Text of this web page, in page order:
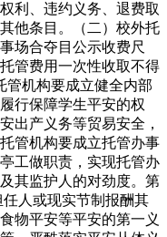
利、违约义务、退费取
他条目。（二）校外托
场合夺目公示收费尺
管费用一次性收取不得
管机构要成立健全内部
行保障学生平安的权
出产义务等贸易安全，
管机构要成立托管办事
工做职责，实现托管办
其监护人的对劲度。第
人或现实节制报酬其
物平安等平安的第一义